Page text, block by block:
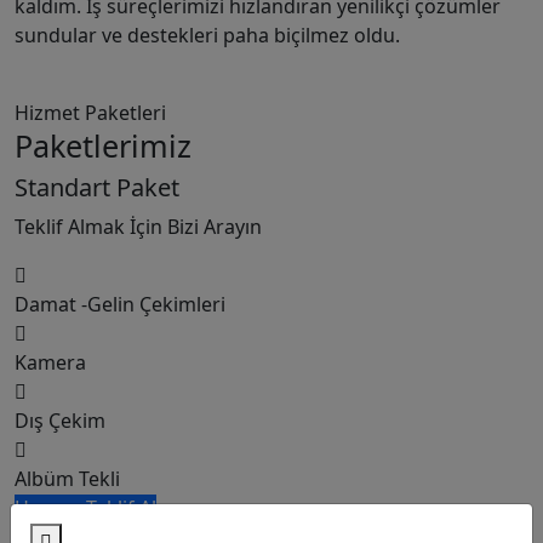
mükemmel sonuçlar alıyoruz. Müşteri hizmetleri
Hizmet Paketleri
Paketlerimiz
Standart Paket
Damat -Gelin Çekimleri
Kamera
Dış Çekim
Albüm Tekli
Hemen Teklif Al